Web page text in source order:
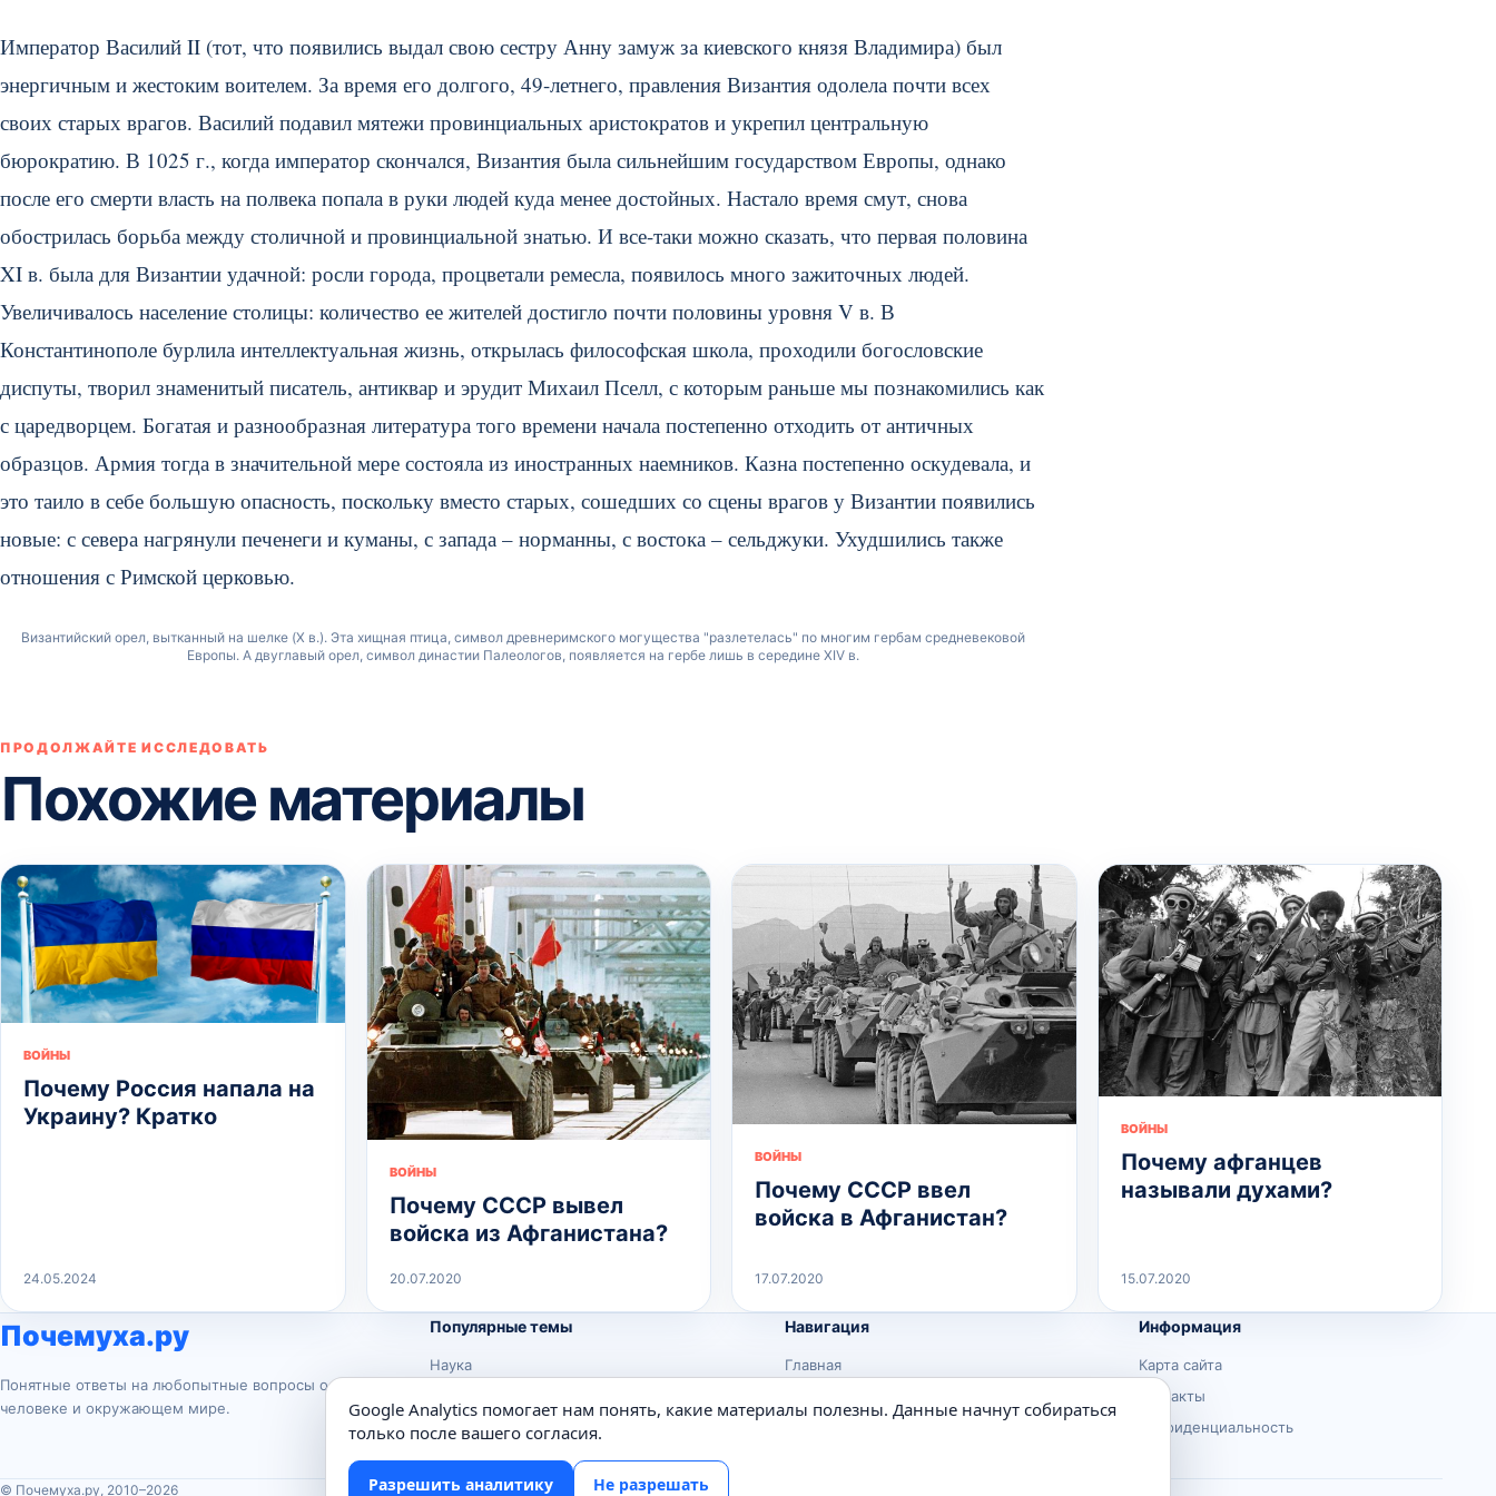
Император Василий II (тот, что появились выдал свою сестру Анну замуж за киевского князя Владимира) был
энергичным и жестоким воителем. За время его долгого, 49-летнего, правления Византия одолела почти всех
своих старых врагов. Василий подавил мятежи провинциальных аристократов и укрепил центральную
бюрократию. В 1025 г., когда император скончался, Византия была сильнейшим государством Европы, однако
после его смерти власть на полвека попала в руки людей куда менее достойных. Настало время смут, снова
обострилась борьба между столичной и провинциальной знатью. И все-таки можно сказать, что первая половина
XI в. была для Византии удачной: росли города, процветали ремесла, появилось много зажиточных людей.
Увеличивалось население столицы: количество ее жителей достигло почти половины уровня V в. В
Константинополе бурлила интеллектуальная жизнь, открылась философская школа, проходили богословские
диспуты, творил знаменитый писатель, антиквар и эрудит Михаил Пселл, с которым раньше мы познакомились как
с царедворцем. Богатая и разнообразная литература того времени начала постепенно отходить от античных
образцов. Армия тогда в значительной мере состояла из иностранных наемников. Казна постепенно оскудевала, и
это таило в себе большую опасность, поскольку вместо старых, сошедших со сцены врагов у Византии появились
новые: с севера нагрянули печенеги и куманы, с запада – норманны, с востока – сельджуки. Ухудшились также
отношения с Римской церковью.
Византийский орел, вытканный на шелке (X в.). Эта хищная птица, символ древнеримского могущества "разлетелась" по многим гербам средневековой
Европы. А двуглавый орел, символ династии Палеологов, появляется на гербе лишь в середине XIV в.
ПРОДОЛЖАЙТЕ ИССЛЕДОВАТЬ
Похожие материалы
ВОЙНЫ
Почему Россия напала на
Украину? Кратко
24.05.2024
ВОЙНЫ
Почему СССР вывел
войска из Афганистана?
20.07.2020
ВОЙНЫ
Почему СССР ввел
войска в Афганистан?
17.07.2020
ВОЙНЫ
Почему афганцев
называли духами?
15.07.2020
Почемуха.ру
Понятные ответы на любопытные вопросы о
человеке и окружающем мире.
Популярные темы
Наука
Животные
Техника
Навигация
Главная
Информация
Карта сайта
Контакты
Конфиденциальность
© Почемуха.ру, 2010–2026
Google Analytics помогает нам понять, какие материалы полезны. Данные начнут собираться
только после вашего согласия.
Разрешить аналитику Не разрешать